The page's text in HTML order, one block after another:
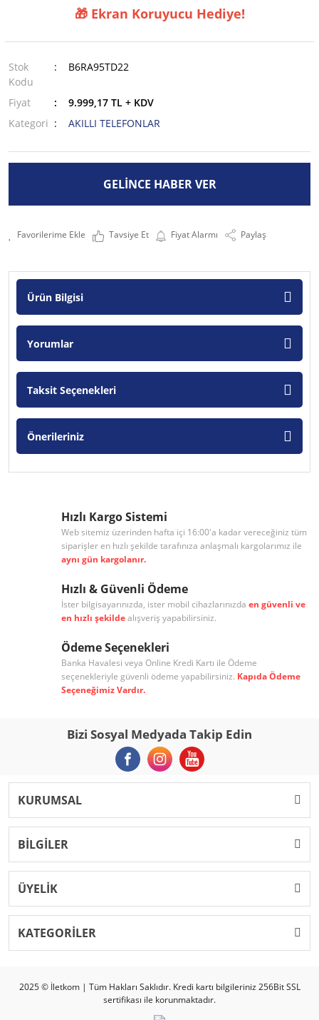
🎁 Ekran Koruyucu Hediye!
Stok
Kodu
B6RA95TD22
Fiyat
9.999,17 TL + KDV
Kategori
AKILLI TELEFONLAR
GELİNCE HABER VER
Tavsiye Et Fiyat Alarmı Paylaş
Ürün Bilgisi
Yorumlar
Taksit Seçenekleri
Önerileriniz
Hızlı Kargo Sistemi
Web sitemiz üzerinden hafta içi 16:00'a kadar vereceğiniz tüm
siparişler en hızlı şekilde tarafınıza anlaşmalı kargolarımız ile
aynı gün kargolanır.
Hızlı & Güvenli Ödeme
İster bilgisayarınızda, ister mobil cihazlarınızda en güvenli ve
en hızlı şekildealışveriş yapabilirsiniz.
Ödeme Seçenekleri
Banka Havalesi veya Online Kredi Kartı ile Ödeme
seçenekleriyle güvenli ödeme yapabilirsiniz. Kapıda Ödeme
Seçeneğimiz Vardır.
Bizi Sosyal Medyada Takip Edin
KURUMSAL
BİLGİLER
ÜYELİK
KATEGORİLER
2025 © İletkom | Tüm Hakları Saklıdır. Kredi kartı bilgileriniz 256Bit SSL
sertifikası ile korunmaktadır.